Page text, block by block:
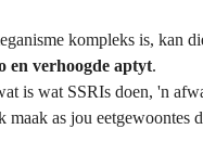
kompleks is, kan
en verhoogde aptyt.
is wat SSRIs doen, 'n
as jou eetgewoontes